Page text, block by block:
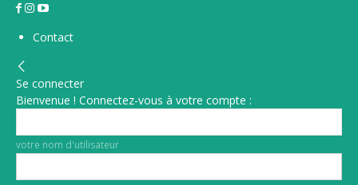
Contact
Se connecter
Bienvenue ! Connectez-vous à votre compte :
votre nom d'utilisateur